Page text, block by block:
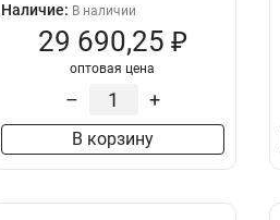
Наличие: В наличии
29 690,25 ₽
оптовая цена
– +
В корзину